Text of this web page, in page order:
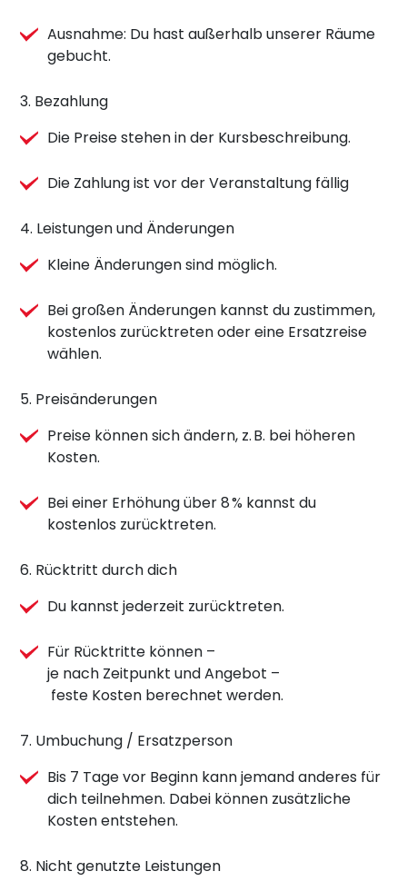
Ausnahme: Du hast außerhalb unserer Räume
gebucht.
3. Bezahlung
Die Preise stehen in der Kursbeschreibung.
Die Zahlung ist vor der Veranstaltung fällig
4. Leistungen und Änderungen
Kleine Änderungen sind möglich.
Bei großen Änderungen kannst du zustimmen,
kostenlos zurücktreten oder eine Ersatzreise
wählen.
5. Preisänderungen
Preise können sich ändern, z. B. bei höheren
Kosten.
Bei einer Erhöhung über 8 % kannst du
kostenlos zurücktreten.
6. Rücktritt durch dich
Du kannst jederzeit zurücktreten.
Für Rücktritte können –
je nach Zeitpunkt und Angebot –
feste Kosten berechnet werden.
7. Umbuchung / Ersatzperson
Bis 7 Tage vor Beginn kann jemand anderes für
dich teilnehmen. Dabei können zusätzliche
Kosten entstehen.
8. Nicht genutzte Leistungen